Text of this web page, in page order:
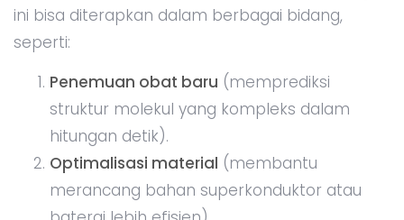
ini bisa diterapkan dalam berbagai bidang,
seperti:
Penemuan obat baru (memprediksi
struktur molekul yang kompleks dalam
hitungan detik).
Optimalisasi material (membantu
merancang bahan superkonduktor atau